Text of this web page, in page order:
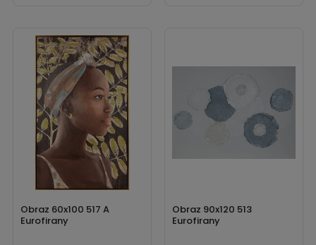
Obraz 60x100 517 A
Eurofirany
Obraz 90x120 513
Eurofirany